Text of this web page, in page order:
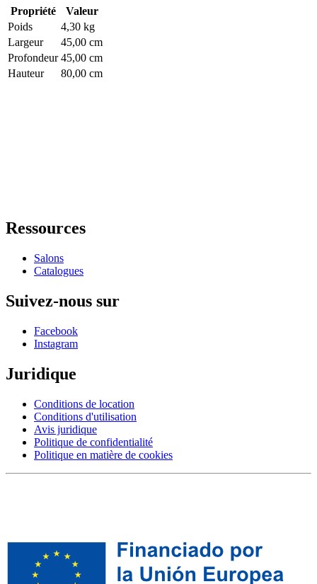
Propriété
Valeur
Poids
4,30 kg
Largeur
45,00 cm
Profondeur 45,00 cm
Hauteur
80,00 cm
Ressources
Salons
Catalogues
Suivez-nous sur
Facebook
Instagram
Juridique
Conditions de location
Conditions d'utilisation
Avis juridique
Politique de confidentialité
Politique en matière de cookies